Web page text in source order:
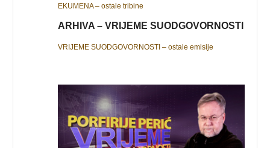
EKUMENA – ostale tribine
ARHIVA – VRIJEME SUODGOVORNOSTI
VRIJEME SUODGOVORNOSTI – ostale emisije